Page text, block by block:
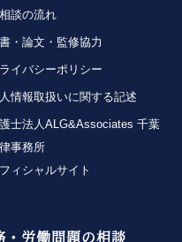
談の流れ
・論文・監修協力
イバシーポリシー
情報取扱いに関する記述
士法人ALG&Associates 千葉
事務所
ィシャルサイト
労働問題の相談